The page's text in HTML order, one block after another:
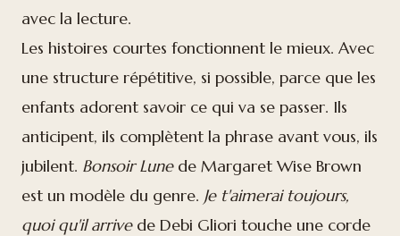
avec la lecture.
Les histoires courtes fonctionnent le mieux. Avec
une structure répétitive, si possible, parce que les
enfants adorent savoir ce qui va se passer. Ils
anticipent, ils complètent la phrase avant vous, ils
jubilent. Bonsoir Lunede Margaret Wise Brown
est un modèle du genre. Je t'aimerai toujours,
quoi qu'il arrivede Debi Gliori touche une corde